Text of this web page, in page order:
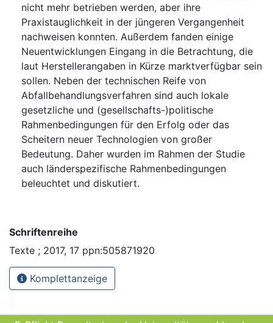
nicht mehr betrieben werden, aber ihre
Praxistauglichkeit in der jüngeren Vergangenheit
nachweisen konnten. Außerdem fanden einige
Neuentwicklungen Eingang in die Betrachtung, die
laut Herstellerangaben in Kürze marktverfügbar sein
sollen. Neben der technischen Reife von
Abfallbehandlungsverfahren sind auch lokale
gesetzliche und (gesellschafts-)politische
Rahmenbedingungen für den Erfolg oder das
Scheitern neuer Technologien von großer
Bedeutung. Daher wurden im Rahmen der Studie
auch länderspezifische Rahmenbedingungen
beleuchtet und diskutiert.
Schriftenreihe
Texte ; 2017, 17 ppn:505871920
Komplettanzeige